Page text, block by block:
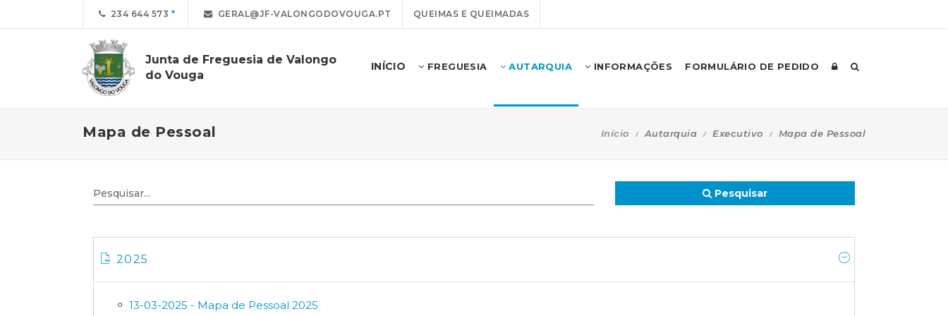
234 644 573 GERAL@JF-VALONGODOVOUGA.PT QUEIMAS E QUEIMADAS
Junta de Freguesia de Valongo
do Vouga
INÍCIO FREGUESIA AUTARQUIA INFORMAÇÕES FORMULÁRIO DE PEDIDO
Mapa de Pessoal Início Autarquia Executivo Mapa de Pessoal
Pesquisar
2025
13-03-2025 - Mapa de Pessoal 2025